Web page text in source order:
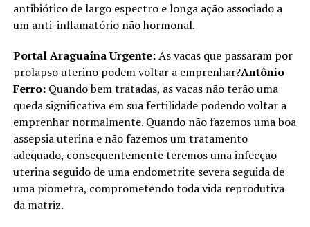
antibiótico de largo espectro e longa ação associado a
um anti-inflamatório não hormonal.
Portal Araguaína Urgente:As vacas que passaram por
prolapso uterino podem voltar a emprenhar?Antônio
Ferro: Quando bem tratadas, as vacas não terão uma
queda significativa em sua fertilidade podendo voltar a
emprenhar normalmente. Quando não fazemos uma boa
assepsia uterina e não fazemos um tratamento
adequado, consequentemente teremos uma infecção
uterina seguido de uma endometrite severa seguida de
uma piometra, comprometendo toda vida reprodutiva
da matriz.